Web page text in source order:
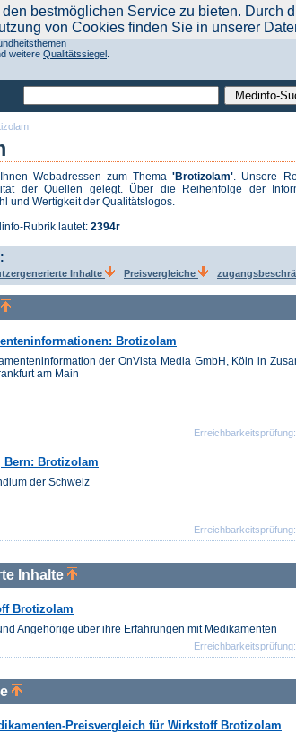
Webadressen zum Thema'Brotizolam'. Unsere
der Quellen gelegt. Über die Reihenfolge der
und Wertigkeit der Qualitätslogos.
Rubrik lautet: 2394r
Inhalte Preisvergleiche
Brotizolam
der OnVista Media GmbH, Köln in
am Main
Bern: Brotizolam
der Schweiz
Inhalte
Brotizolam
Angehörige über ihre Erfahrungen mit Medikamenten
Preisvergleich für Wirkstoff Brotizolam
Nachrichten|Nachrichtentrend | werben auf Medinfo|
schon?
weitere Qualitätssiegel
bestmöglichen Service zu bieten.
von Cookies finden Sie in unserer